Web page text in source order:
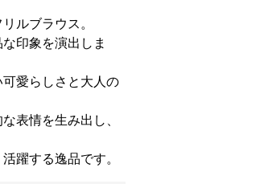
ルブラウス。
印象を演出しま
愛らしさと大人の
表情を生み出し、
躍する逸品です。